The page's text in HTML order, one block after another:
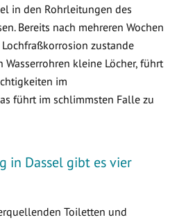
in den Rohrleitungen des
Bereits nach mehreren Wochen
zustande
Wasserrohren kleine Löcher, führt
im
führt im schlimmsten Falle zu
in Dassel gibt es vier
Toiletten und